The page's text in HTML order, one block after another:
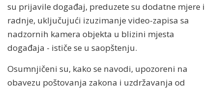
su prijavile događaj, preduzete su dodatne mjere i
radnje, uključujući izuzimanje video-zapisa sa
nadzornih kamera objekta u blizini mjesta
događaja - ističe se u saopštenju.
Osumnjičeni su, kako se navodi, upozoreni na
obavezu poštovanja zakona i uzdržavanja od